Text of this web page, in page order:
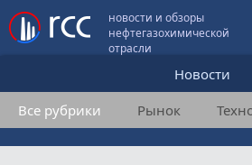
новости и обзоры
нефтегазохимической
отрасли
Новости
Аналитика и
Конференции
Все рубрики Рынок